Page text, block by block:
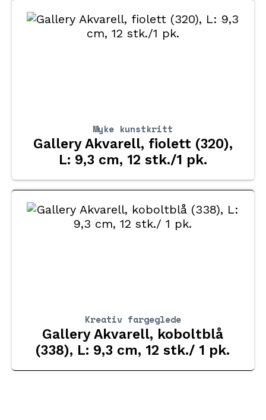
Myke kunstkritt
Gallery Akvarell, fiolett (320),
L: 9,3 cm, 12 stk./1 pk.
Kreativ fargeglede
Gallery Akvarell, koboltblå
(338), L: 9,3 cm, 12 stk./ 1 pk.